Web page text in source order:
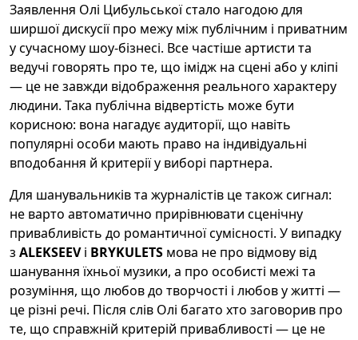
Заявлення Олі Цибульської стало нагодою для
ширшої дискусії про межу між публічним і приватним
у сучасному шоу-бізнесі. Все частіше артисти та
ведучі говорять про те, що імідж на сцені або у кліпі
— це не завжди відображення реального характеру
людини. Така публічна відвертість може бути
корисною: вона нагадує аудиторії, що навіть
популярні особи мають право на індивідуальні
вподобання й критерії у виборі партнера.
Для шанувальників та журналістів це також сигнал:
не варто автоматично прирівнювати сценічну
привабливість до романтичної сумісності. У випадку
з ALEKSEEVі BRYKULETS мова не про відмову від
шанування їхньої музики, а про особисті межі та
розуміння, що любов до творчості і любов у житті —
це різні речі. Після слів Олі багато хто заговорив про
те, що справжній критерій привабливості — це не